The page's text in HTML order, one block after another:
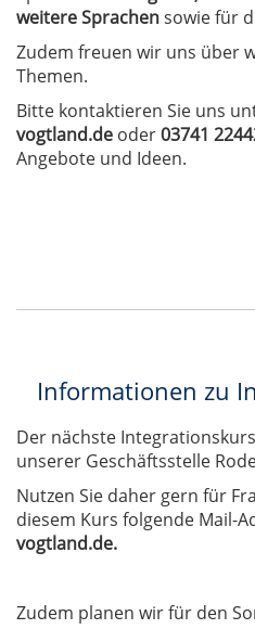
weitere Sprachensowie für
Zudem freuen wir uns über
Themen.
Bitte kontaktieren Sie uns
vogtland.de oder03741
Angebote und Ideen.
Informationen zu
Der nächste
unserer Geschäftsstelle
Nutzen Sie daher gern für
diesem Kurs folgende Mail-
vogtland.de.
Zudem planen wir für den